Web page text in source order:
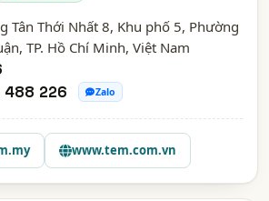
Tân Thới Nhất 8, Khu phố 5, Phường
TP. Hồ Chí Minh, Việt Nam
488 226 Zalo
www.tem.com.vn